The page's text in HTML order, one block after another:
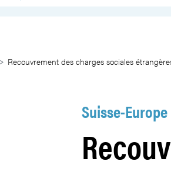
des charges
Recouvrement des charges sociales
Suisse-Europe